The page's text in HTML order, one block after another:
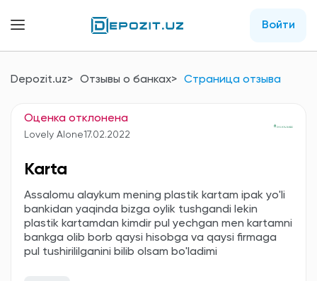
Войти
Depozit.uz Отзывы о банках Страница отзыва
Оценка отклонена
Lovely Alone17.02.2022
Karta
Assalomu alaykum mening plastik kartam ipak yo'li
bankidan yaqinda bizga oylik tushgandi lekin
plastik kartamdan kimdir pul yechgan men kartamni
bankga olib borb qaysi hisobga va qaysi firmaga
pul tushirililganini bilib olsam bo'ladimi